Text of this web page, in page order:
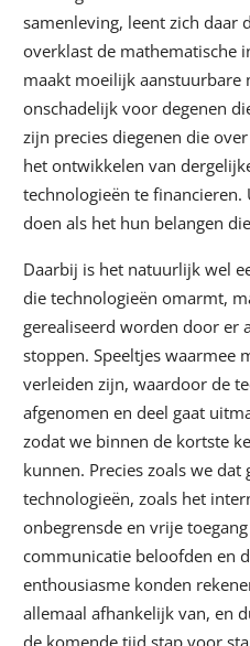
samenleving, leent zich daar
overklast de mathematische
maakt moeilijk aanstuurbare
onschadelijk voor degenen
zijn precies diegenen die
het ontwikkelen van
technologieën te financieren.
doen als het hun belangen
Daarbij is het natuurlijk wel
die technologieën omarmt,
gerealiseerd worden door er
stoppen. Speeltjes waarmee
verleiden zijn, waardoor de
afgenomen en deel gaat
zodat we binnen de kortste
kunnen. Precies zoals we
technologieën, zoals het
onbegrensde en vrije
communicatie beloofden en
enthousiasme konden
allemaal afhankelijk van, en